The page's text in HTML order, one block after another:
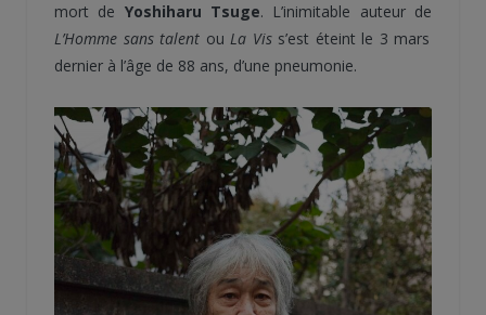
mort de Yoshiharu Tsuge. L’inimitable auteur de
L’Homme sans talent ouLa Viss’est éteint le 3 mars
dernier à l’âge de 88 ans, d’une pneumonie.